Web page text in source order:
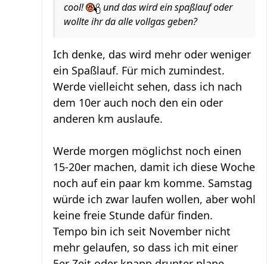
cool!
und das wird ein spaßlauf oder
wollte ihr da alle vollgas geben?
Ich denke, das wird mehr oder weniger
ein Spaßlauf. Für mich zumindest.
Werde vielleicht sehen, dass ich nach
dem 10er auch noch den ein oder
anderen km auslaufe.
Werde morgen möglichst noch einen
15-20er machen, damit ich diese Woche
noch auf ein paar km komme. Samstag
würde ich zwar laufen wollen, aber wohl
keine freie Stunde dafür finden.
Tempo bin ich seit November nicht
mehr gelaufen, so dass ich mit einer